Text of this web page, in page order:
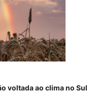
voltada ao clima no Sul